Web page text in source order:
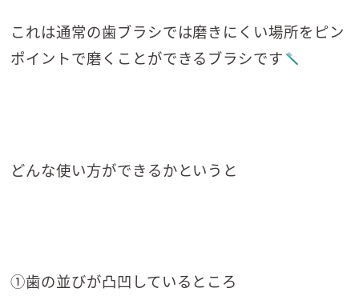
これは通常の歯ブラシでは磨きにくい場所をピン
ポイントで磨くことができるブラシです
どんな使い方ができるかというと
①歯の並びが凸凹しているところ